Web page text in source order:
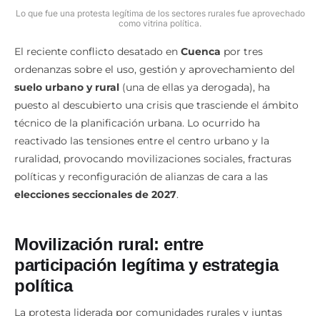
El reciente conflicto desatado enCuencapor tres
ordenanzas sobre el uso, gestión y aprovechamiento del
suelo urbano y rural(una de ellas ya derogada), ha
puesto al descubierto una crisis que trasciende el ámbito
técnico de la planificación urbana. Lo ocurrido ha
reactivado las tensiones entre el centro urbano y la
ruralidad, provocando movilizaciones sociales, fracturas
políticas y reconfiguración de alianzas de cara a las
Movilización rural: entre
participación legítima y estrategia
política